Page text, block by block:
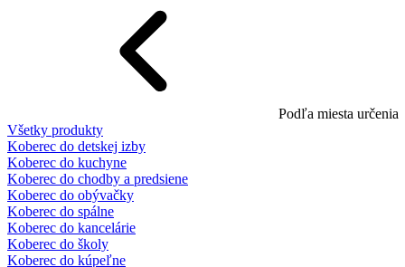
Podľa miesta určenia
Všetky produkty
Koberec do detskej izby
Koberec do kuchyne
Koberec do chodby a predsiene
Koberec do obývačky
Koberec do spálne
Koberec do kancelárie
Koberec do školy
Koberec do kúpeľne